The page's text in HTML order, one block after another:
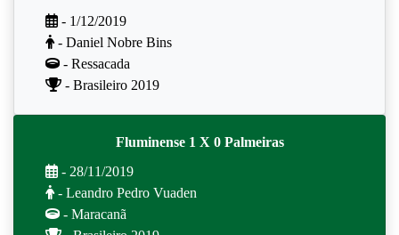
- 1/12/2019
- Daniel Nobre Bins
- Ressacada
- Brasileiro 2019
Fluminense 1 X 0 Palmeiras
- 28/11/2019
- Leandro Pedro Vuaden
- Maracanã